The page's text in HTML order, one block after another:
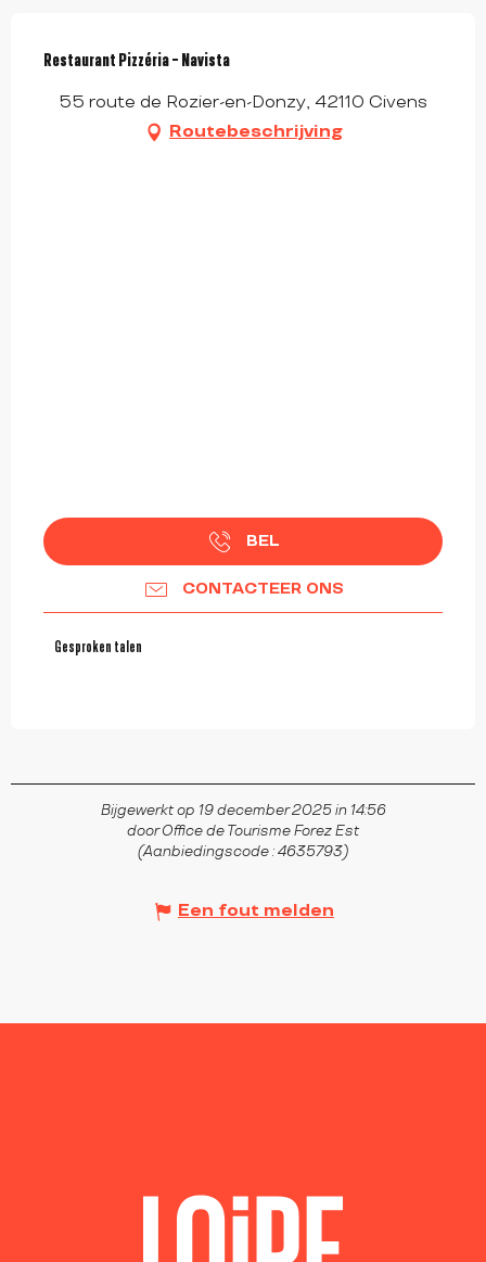
Restaurant Pizzéria - Navista
55 route de Rozier-en-Donzy, 42110 Civens
Routebeschrijving
BEL
CONTACTEER ONS
Gesproken talen
Gesproken talen
Bijgewerkt op 19 december 2025 in 14:56
door Office de Tourisme Forez Est
(Aanbiedingscode :4635793)
Een fout melden